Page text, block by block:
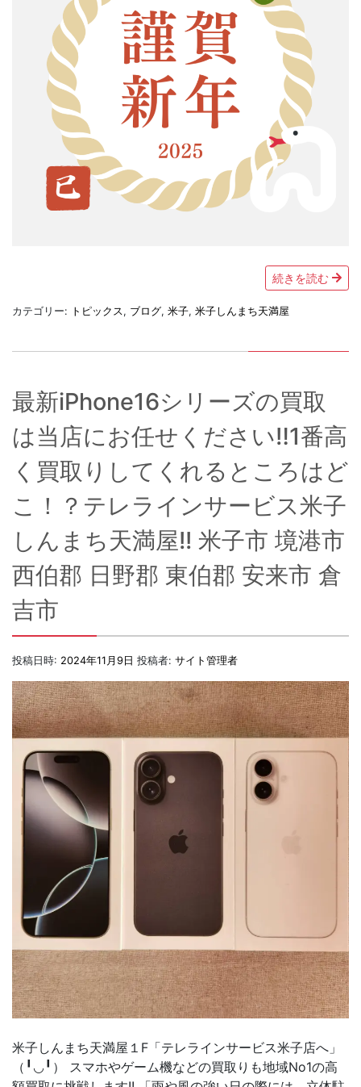
続きを読む
カテゴリー: トピックス , ブログ, 米子, 米子しんまち天満屋
最新iPhone16シリーズの買取
は当店にお任せください‼1番高
く買取りしてくれるところはど
こ！？テレラインサービス米子
しんまち天満屋!! 米子市 境港市
西伯郡 日野郡 東伯郡 安来市 倉
吉市
投稿日時: 2024年11月9日 投稿者: サイト管理者
米子しんまち天満屋１F「テレラインサービス米子店へ」
（╹◡╹） スマホやゲーム機などの買取りも地域No1の高